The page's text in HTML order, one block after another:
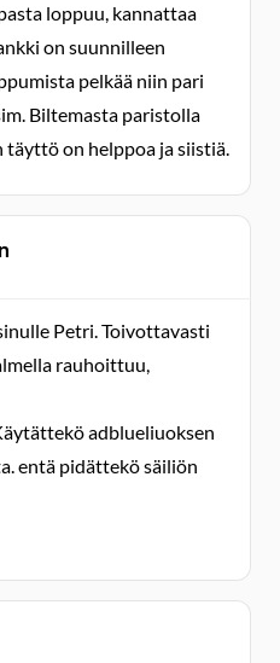
loppuu, kannattaa
on suunnilleen
pelkää niin pari
Biltemasta paristolla
on helppoa ja siistiä.
Petri. Toivottavasti
rauhoittuu,
adblueliuoksen
entä pidättekö säiliön